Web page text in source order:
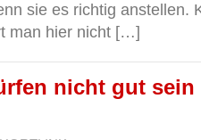
sie es richtig anstellen.
man hier nicht […]
nicht gut sein